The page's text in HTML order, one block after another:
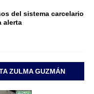
del sistema carcelario
alerta
ZULMA GUZMÁN